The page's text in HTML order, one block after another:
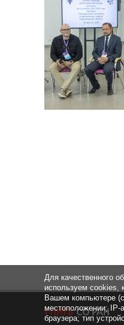
Для качественного
используем cookies,
Вашем компьютере
местоположении;
браузера; тип